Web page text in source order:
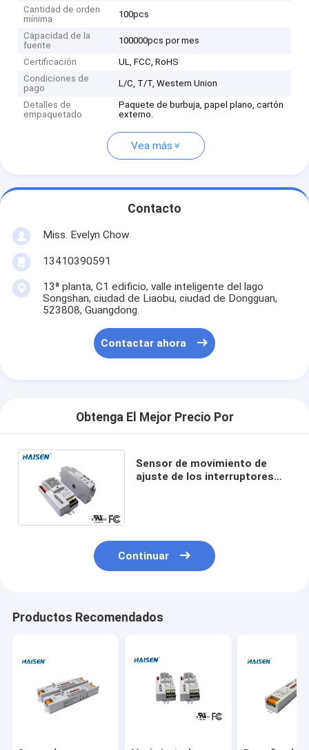
Cantidad de orden
mínima
100pcs
Capacidad de la
fuente
100000pcs por mes
Certificación
UL, FCC, RoHS
Condiciones de
pago
L/C, T/T, Western Union
Detalles de
empaquetado
Paquete de burbuja, papel plano, cartón
externo.
Vea más
Contacto
Miss. Evelyn Chow
13410390591
13ª planta, C1 edificio, valle inteligente del lago
Songshan, ciudad de Liaobu, ciudad de Dongguan,
523808, Guangdong.
Contactar ahora
Obtenga El Mejor Precio Por
Sensor de movimiento de
ajuste de los interruptores
Continuar
Productos Recomendados